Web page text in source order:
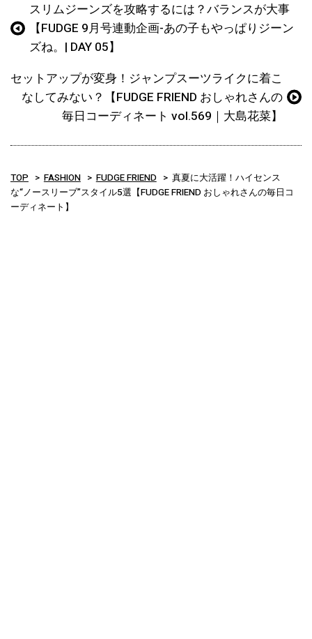
スリムジーンズを攻略するには？バランスが大事
【FUDGE 9月号連動企画-あの子もやっぱりジーン
ズね。| DAY 05】
セットアップが変身！ジャンプスーツライクに着こ
なしてみない？【FUDGE FRIEND おしゃれさんの
毎日コーディネート vol.569｜大島花菜】
TOP FASHION FUDGE FRIEND
真夏に大活躍！ハイセンス
な“ノースリーブ”スタイル5選【FUDGE FRIEND おしゃれさんの毎日コ
ーディネート】